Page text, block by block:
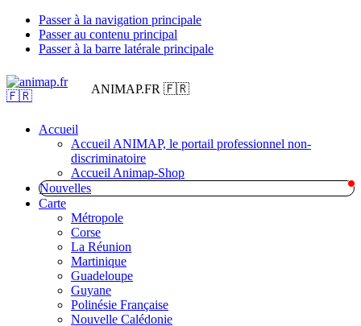
Passer à la navigation principale
Passer au contenu principal
Passer à la barre latérale principale
ANIMAP.FR 🇫🇷
Accueil
Accueil ANIMAP, le portail professionnel non-
discriminatoire
Accueil Animap-Shop
Nouvelles
Carte
Métropole
Corse
La Réunion
Martinique
Guadeloupe
Guyane
Polinésie Française
Nouvelle Calédonie